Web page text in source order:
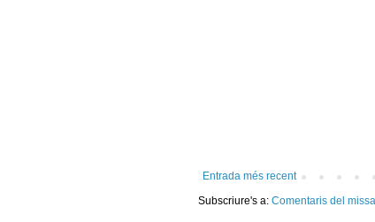
Entrada més recent
Subscriure's a: Comentaris del